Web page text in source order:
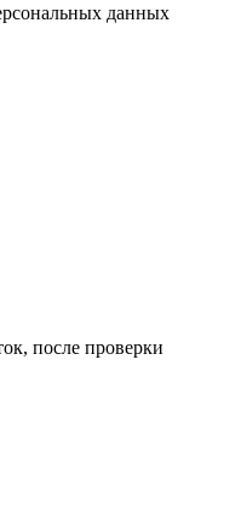
данных
после проверки